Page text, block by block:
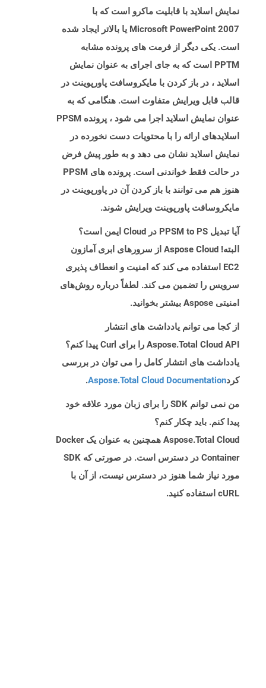
نمایش اسلاید با قابلیت ماکرو است که با
Microsoft PowerPoint 2007 یا بالاتر ایجاد شده
است. یکی دیگر از فرمت های پرونده مشابه
PPTM است که به جای اجرای به عنوان نمایش
اسلاید ، در باز کردن با مایکروسافت پاورپوینت در
قالب قابل ویرایش متفاوت است. هنگامی که به
عنوان نمایش اسلاید اجرا می شود ، پرونده PPSM
اسلایدهای ارائه را با محتویات دست نخورده در
نمایش اسلاید نشان می دهد و به طور پیش فرض
در حالت فقط خواندنی است. پرونده های PPSM
هنوز هم می توانند با باز کردن آن در پاورپوینت در
مایکروسافت پاورپوینت ویرایش شوند.
آیا تبدیل PPSM to PS در Cloud ایمن است؟
البته! Aspose Cloud از سرورهای ابری آمازون
EC2 استفاده می کند که امنیت و انعطاف پذیری
سرویس را تضمین می کند. لطفاً درباره روش‌های
امنیتی Aspose بیشتر بخوانید.
از کجا می توانم یادداشت های انتشار
Aspose.Total Cloud API را برای Curl پیدا کنم؟
یادداشت های انتشار کامل را می توان در بررسی
کردAspose.Total Cloud Documentation
.
من نمی توانم SDK را برای زبان مورد علاقه خود
پیدا کنم. باید چکار کنم؟
Aspose.Total Cloud همچنین به عنوان یک Docker
Container در دسترس است. در صورتی که SDK
مورد نیاز شما هنوز در دسترس نیست، از آن با
cURL استفاده کنید.